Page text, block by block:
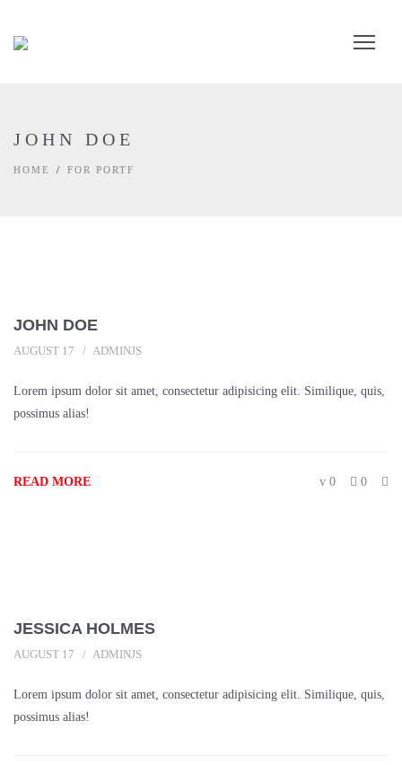
JOHN DOE
HOME FOR PORTF
JOHN DOE
AUGUST 17 ADMINJS
Lorem ipsum dolor sit amet, consectetur adipisicing elit. Similique, quis,
possimus alias!
READ MORE 0 0
JESSICA HOLMES
AUGUST 17 ADMINJS
Lorem ipsum dolor sit amet, consectetur adipisicing elit. Similique, quis,
possimus alias!